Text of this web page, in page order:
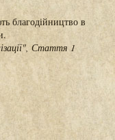
благодійництво в
Стаття 1